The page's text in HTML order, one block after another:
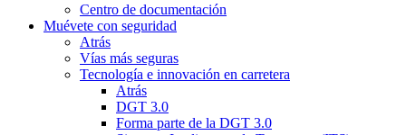
Centro de documentación
Muévete con seguridad
Atrás
Vías más seguras
Tecnología e innovación en carretera
Atrás
DGT 3.0
Forma parte de la DGT 3.0